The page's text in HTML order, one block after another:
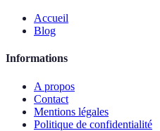
Accueil
Blog
Informations
A propos
Contact
Mentions légales
Politique de confidentialité